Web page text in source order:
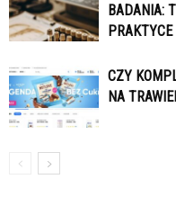
BADANIA:
PRAKTYCE
CZY
NA